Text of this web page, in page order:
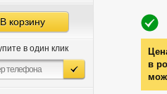
в
В корзину
в один клик